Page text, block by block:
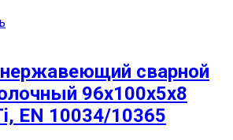
сварной
96х100х5х8
EN 10034/10365